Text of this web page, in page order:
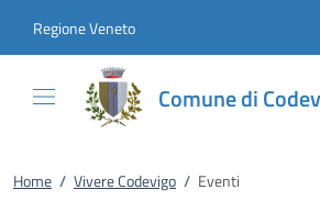
Regione Veneto
Comune di
Home / Vivere Codevigo / Eventi